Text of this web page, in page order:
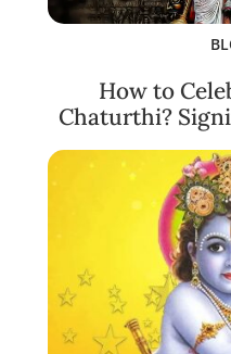
How to
Chaturthi?